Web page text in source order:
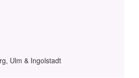
Ulm & Ingolstadt